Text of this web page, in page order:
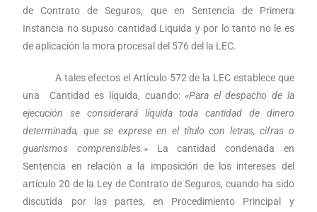
de Contrato de Seguros, que en Sentencia de Primera
Instancia no supuso cantidad Liquida y por lo tanto no le es
de aplicación la mora procesal del 576 del la LEC.
A tales efectos el Artículo 572 de la LEC establece que
una Cantidad es líquida, cuando:«Para el despacho de la
ejecución se considerará líquida toda cantidad de dinero
determinada, que se exprese en el título con letras, cifras o
guarismos comprensibles.» La cantidad condenada en
Sentencia en relación a la imposición de los intereses del
artículo 20 de la Ley de Contrato de Seguros, cuando ha sido
discutida por las partes, en Procedimiento Principal y